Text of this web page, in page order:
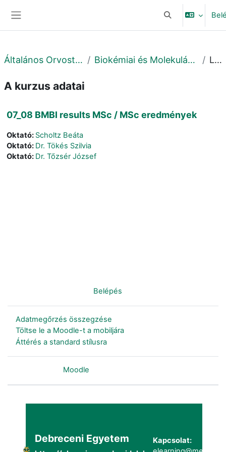
Keresési
Általános Orvostudományi Kar Biokémiai és Molekuláris Biológiai Intézet Leírás
A kurzus adatai
07_08 BMBI results MSc / MSc eredmények
Oktató: Scholtz Beáta
Oktató: Dr. Tökés Szilvia
Oktató: Dr. Tőzsér József
Belépés
Adatmegőrzés összegzése
Töltse le a Moodle-t a mobiljára
Áttérés a standard stílusra
Moodle
Debreceni Egyetem
Kapcsolat: